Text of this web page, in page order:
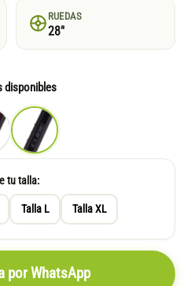
RUEDAS
28"
disponibles
tu talla:
Talla L Talla XL
por WhatsApp